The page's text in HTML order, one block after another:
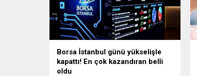
Borsa İstanbul günü yükselişle
kapattı! En çok kazandıran belli
oldu